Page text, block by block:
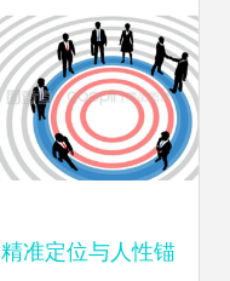
精准定位与人性锚